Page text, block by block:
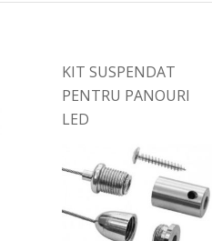
KIT SUSPENDAT
PENTRU PANOURI
LED